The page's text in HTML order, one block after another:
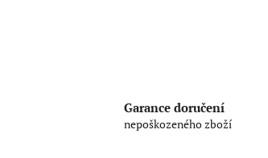
Garance doručení
nepoškozeného zboží